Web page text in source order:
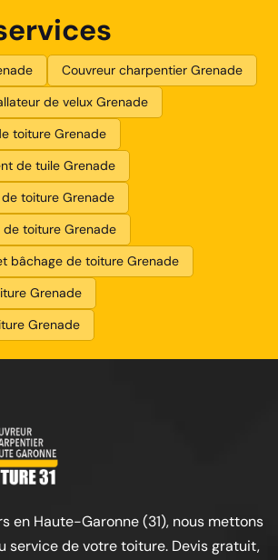
Couvreur charpentier Grenade
de velux Grenade
toiture Grenade
de tuile Grenade
toiture Grenade
de toiture Grenade
bâchage de toiture Grenade
Grenade
Grenade
en Haute-Garonne (31), nous mettons
service de votre toiture. Devis gratuit,